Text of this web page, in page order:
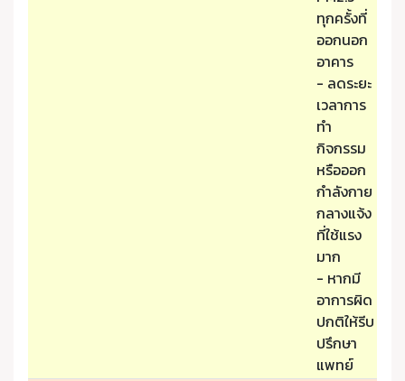
ทุกครั้งที่
ออกนอก
อาคาร
- ลดระยะ
เวลาการ
ทำ
กิจกรรม
หรือออก
กำลังกาย
กลางแจ้ง
ที่ใช้แรง
มาก
- หากมี
อาการผิด
ปกติให้รีบ
ปรึกษา
แพทย์